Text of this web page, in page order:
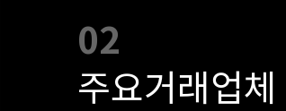
02
주요거래업체